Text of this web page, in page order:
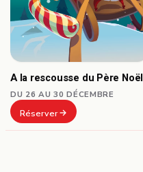
A la rescousse du Père Noël
DU 26 AU 30 DÉCEMBRE
Réserver